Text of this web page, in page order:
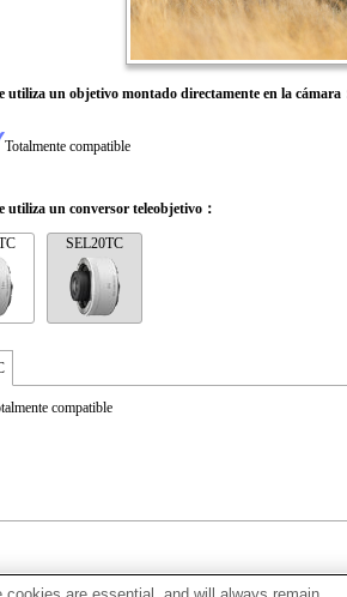
utiliza un objetivo montado directamente en la cámara
Totalmente compatible
utiliza un conversor teleobjetivo：
SEL20TC
compatible